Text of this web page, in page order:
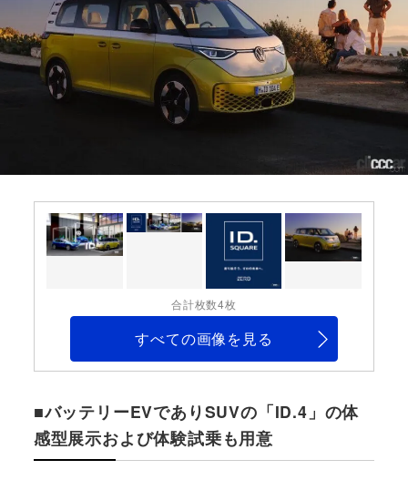
合計枚数4枚
すべての画像を見る
■バッテリーEVでありSUVの「ID.4」の体
感型展示および体験試乗も用意